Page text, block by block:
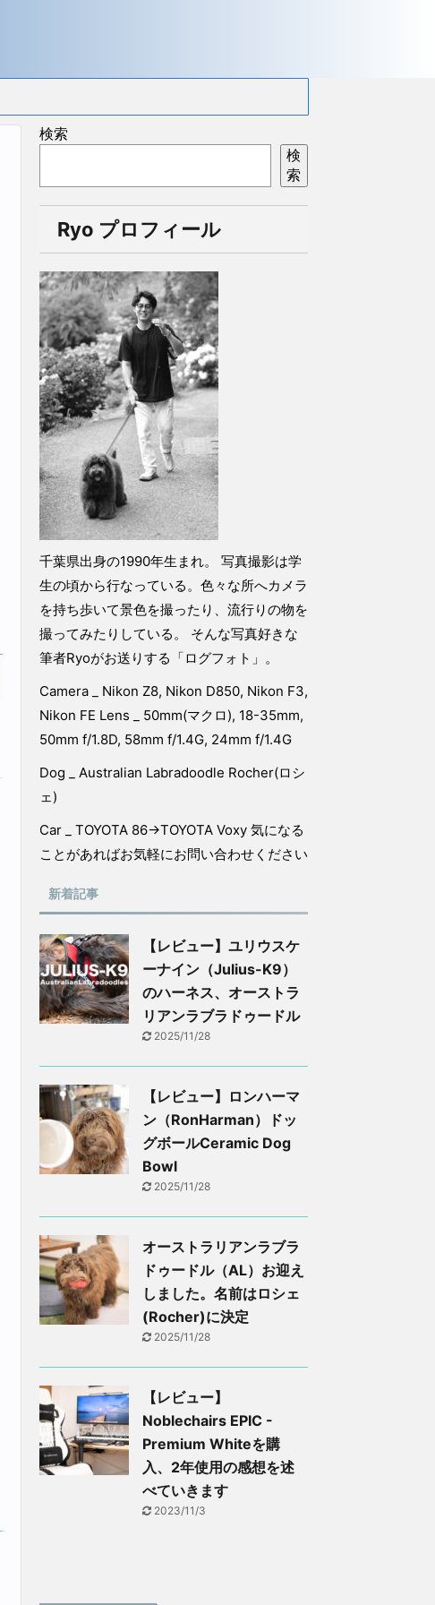
検索
検
索
Ryo プロフィール
千葉県出身の1990年生まれ。 写真撮影は学
生の頃から行なっている。色々な所へカメラ
を持ち歩いて景色を撮ったり、流行りの物を
撮ってみたりしている。 そんな写真好きな
筆者Ryoがお送りする「ログフォト」。
Camera _ Nikon Z8, Nikon D850, Nikon F3,
Nikon FE Lens _ 50mm(マクロ), 18-35mm,
50mm f/1.8D, 58mm f/1.4G, 24mm f/1.4G
Dog _ Australian Labradoodle Rocher(ロシ
ェ)
Car _ TOYOTA 86→TOYOTA Voxy 気になる
ことがあればお気軽にお問い合わせください
新着記事
【レビュー】ユリウスケ
ーナイン（Julius-K9）
のハーネス、オーストラ
リアンラブラドゥードル
2025/11/28
【レビュー】ロンハーマ
ン（RonHarman）ドッ
グボールCeramic Dog
Bowl
2025/11/28
オーストラリアンラブラ
ドゥードル（AL）お迎え
しました。名前はロシェ
(Rocher)に決定
2025/11/28
【レビュー】
Noblechairs EPIC -
Premium Whiteを購
入、2年使用の感想を述
べていきます
2023/11/3